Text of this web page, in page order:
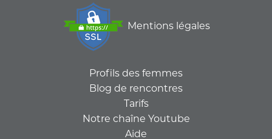
Mentions légales
Profils des femmes
Blog de rencontres
Tarifs
Notre chaîne Youtube
Aide